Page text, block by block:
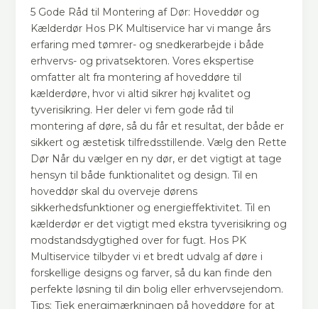
5 Gode Råd til Montering af Dør: Hoveddør og
Kælderdør Hos PK Multiservice har vi mange års
erfaring med tømrer- og snedkerarbejde i både
erhvervs- og privatsektoren. Vores ekspertise
omfatter alt fra montering af hoveddøre til
kælderdøre, hvor vi altid sikrer høj kvalitet og
tyverisikring. Her deler vi fem gode råd til
montering af døre, så du får et resultat, der både er
sikkert og æstetisk tilfredsstillende. Vælg den Rette
Dør Når du vælger en ny dør, er det vigtigt at tage
hensyn til både funktionalitet og design. Til en
hoveddør skal du overveje dørens
sikkerhedsfunktioner og energieffektivitet. Til en
kælderdør er det vigtigt med ekstra tyverisikring og
modstandsdygtighed over for fugt. Hos PK
Multiservice tilbyder vi et bredt udvalg af døre i
forskellige designs og farver, så du kan finde den
perfekte løsning til din bolig eller erhvervsejendom.
Tips: Tjek energimærkningen på hoveddøre for at
montering
af
døre